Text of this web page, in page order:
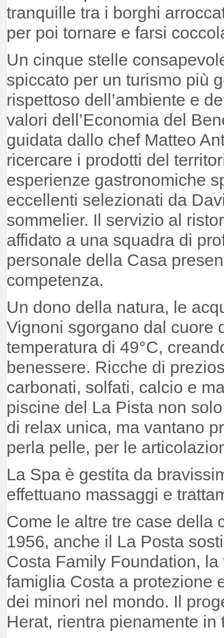
tranquille tra i borghi
per poi tornare e farsi
Un cinque stelle
spiccato per un turismo più
rispettoso dell’ambiente e
valori dell’Economia del
guidata dallo chef Matteo
ricercare i prodotti del
esperienze gastronomiche
eccellenti selezionati da
sommelier. Il servizio al
affidato a una squadra di
personale della Casa
competenza.
Un dono della natura, le
Vignoni sgorgano dal cuore
temperatura di 49°C,
benessere. Ricche di
carbonati, solfati, calcio e
piscine del La Pista non
di relax unica, ma vantano
perla pelle, per le
La Spa è gestita da
effettuano massaggi e
Come le altre tre case della
1956, anche il La Posta
Costa Family Foundation,
famiglia Costa a protezione
dei minori nel mondo. Il
Herat, rientra pienamente